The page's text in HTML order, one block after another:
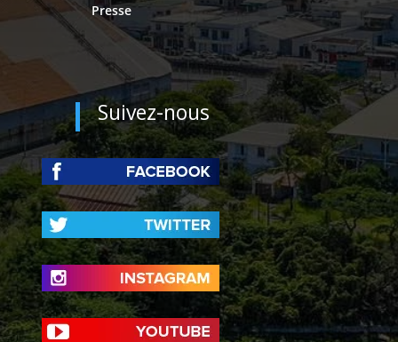
Presse
Suivez-nous